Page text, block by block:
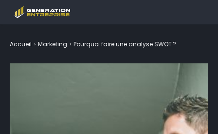
Accueil › Marketing › Pourquoi faire une analyse SWOT ?